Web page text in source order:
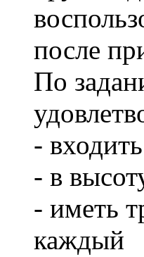
после
По
-
- в
- иметь
каждый